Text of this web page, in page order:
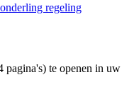
regeling
te openen in uw